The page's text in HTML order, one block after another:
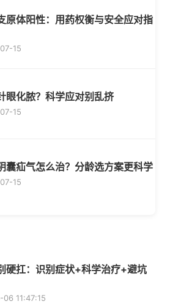
原体阳性：用药权衡与安全应对指
15
眼化脓？科学应对别乱挤
15
囊疝气怎么治？分龄选方案更科学
15
硬扛：识别症状+科学治疗+避坑
11:47:15